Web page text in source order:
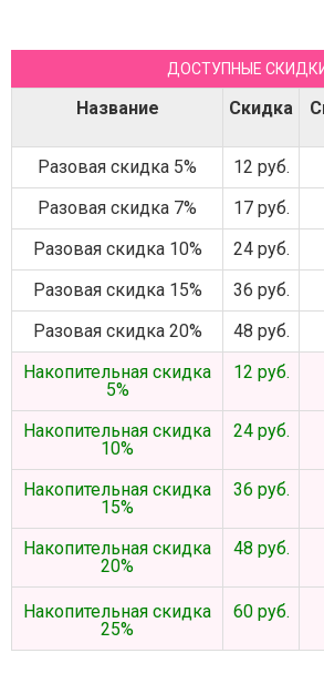
ДОСТУПНЫЕ
Название Скидка
Разовая скидка 5% 12 руб.
Разовая скидка 7%
17 руб.
Разовая скидка 10%
24 руб.
Разовая скидка 15%
36 руб.
Разовая скидка 20%
48 руб.
Накопительная скидка
5%
12 руб.
Накопительная скидка
10%
24 руб.
Накопительная скидка
15%
36 руб.
Накопительная скидка
20%
48 руб.
Накопительная скидка
25%
60 руб.